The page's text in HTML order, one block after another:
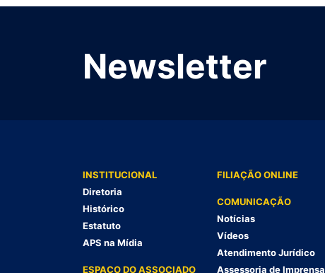
Newsletter
INSTITUCIONAL
Diretoria
Histórico
Estatuto
APS na Mídia
ESPAÇO DO ASSOCIADO
FILIAÇÃO ONLINE
COMUNICAÇÃO
Notícias
Vídeos
Atendimento Jurídico
Assessoria de Imprensa